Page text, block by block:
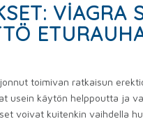
VIAGRA
toimivan ratkaisun
usein käytön helppoutta ja
voivat kuitenkin vaihdella